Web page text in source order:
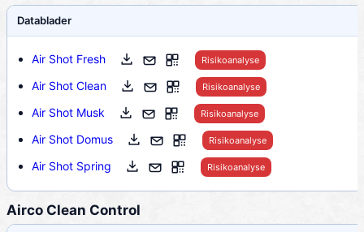
Datablader
Air Shot Fresh Risikoanalyse
Air Shot Clean Risikoanalyse
Air Shot Musk Risikoanalyse
Air Shot Domus Risikoanalyse
Air Shot Spring Risikoanalyse
Airco Clean Control